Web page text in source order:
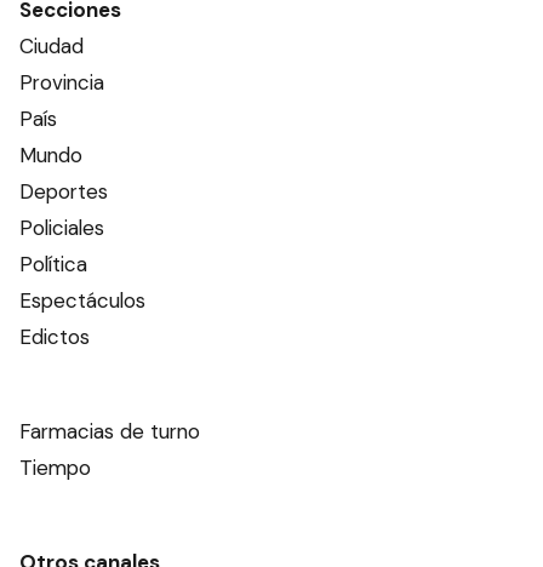
Secciones
Ciudad
Provincia
País
Mundo
Deportes
Policiales
Política
Espectáculos
Edictos
Farmacias de turno
Tiempo